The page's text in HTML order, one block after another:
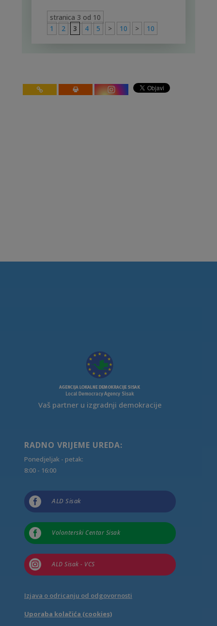
stranica 3 od 10
1
2 3 4 5 > 10 > 10
Vaš partner u izgradnji demokracije
RADNO VRIJEME UREDA:
Ponedjeljak - petak:
8:00 - 16:00
 ALD Sisak
 Volonterski Centar Sisak
 ALD Sisak - VCS
Izjava o odricanju od odgovornosti
Uporaba kolačića (cookies)